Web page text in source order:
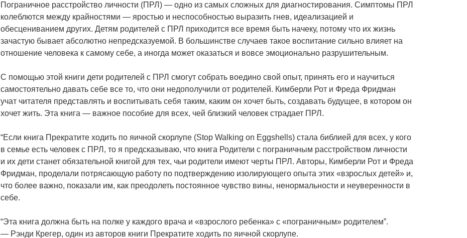
Пограничное расстройство личности (ПРЛ) — одно из самых сложных для диагностирования. Симптомы ПРЛ
колеблются между крайностями — яростью и неспособностью выразить гнев, идеализацией и
обесцениванием других. Детям родителей с ПРЛ приходится все время быть начеку, потому что их жизнь
зачастую бывает абсолютно непредсказуемой. В большинстве случаев такое воспитание сильно влияет на
отношение человека к самому себе, а иногда может оказаться и вовсе эмоционально разрушительным.
С помощью этой книги дети родителей с ПРЛ смогут собрать воедино свой опыт, принять его и научиться
самостоятельно давать себе все то, что они недополучили от родителей. Кимберли Рот и Фреда Фридман
учат читателя представлять и воспитывать себя таким, каким он хочет быть, создавать будущее, в котором он
хочет жить. Эта книга — важное пособие для всех, чей близкий человек страдает ПРЛ.
“Если книга Прекратите ходить по яичной скорлупе (Stop Walking on Eggshells) стала библией для всех, у кого
в семье есть человек с ПРЛ, то я предсказываю, что книга Родители с пограничным расстройством личности
и их дети станет обязательной книгой для тех, чьи родители имеют черты ПРЛ. Авторы, Кимберли Рот и Фреда
Фридман, проделали потрясающую работу по подтверждению изолирующего опыта этих «взрослых детей» и,
что более важно, показали им, как преодолеть постоянное чувство вины, ненормальности и неуверенности в
себе.
“Эта книга должна быть на полке у каждого врача и «взрослого ребенка» с «пограничным» родителем”.
— Рэнди Крегер, один из авторов книги Прекратите ходить по яичной скорлупе.